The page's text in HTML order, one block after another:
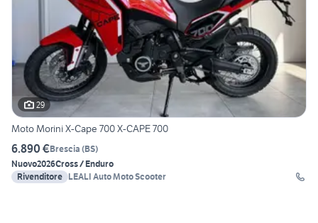
29
Moto Morini X-Cape 700 X-CAPE 700
6.890 €Brescia (BS)
Nuovo2026Cross / Enduro
Rivenditore LEALI Auto Moto Scooter